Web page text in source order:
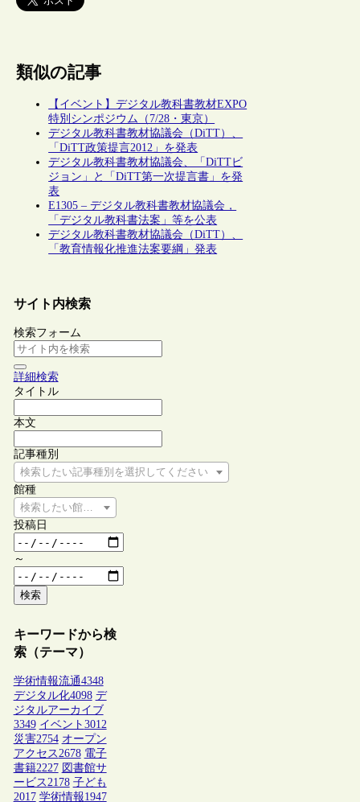
類似の記事
【イベント】デジタル教科書教材EXPO
特別シンポジウム（7/28・東京）
デジタル教科書教材協議会（DiTT）、
「DiTT政策提言2012」を発表
デジタル教科書教材協議会、「DiTTビ
ジョン」と「DiTT第一次提言書」を発
表
E1305 – デジタル教科書教材協議会，
「デジタル教科書法案」等を公表
デジタル教科書教材協議会（DiTT）、
「教育情報化推進法案要綱」発表
サイト内検索
検索フォーム
詳細検索
タイトル
本文
記事種別
検索したい記事種別を選択してください
館種
検索したい館種を選択してください
投稿日
～
検索
キーワードから検
索（テーマ）
学術情報流通4348
デジタル化4098 デ
ジタルアーカイブ
3349 イベント 3012
災害2754 オープン
アクセス2678 電子
書籍2227 図書館サ
ービス2178 子ども
2017 学術情報1947